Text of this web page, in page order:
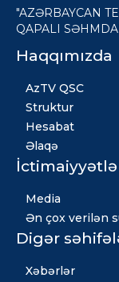
"AZƏRBAYCAN
QAPALI
Haqqımızda
AzTV QSC
Struktur
Hesabat
Əlaqə
Media
Ən çox verilən
Digər
Xəbərlər